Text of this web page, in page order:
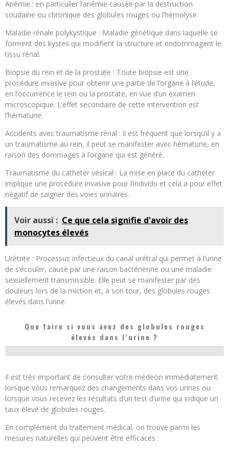
Anémie : en particulier l’anémie causée par la destruction
soudaine ou chronique des globules rouges ou l’hémolyse.
Maladie rénale polykystique : Maladie génétique dans laquelle se
forment des kystes qui modifient la structure et endommagent le
tissu rénal.
Biopsie du rein et de la prostate : Toute biopsie est une
procédure invasive pour obtenir une partie de l’organe à l’étude,
en l’occurrence le rein ou la prostate, en vue d’un examen
microscopique. L’effet secondaire de cette intervention est
l’hématurie.
Accidents avec traumatisme rénal : il est fréquent que lorsqu’il y a
un traumatisme au rein, il peut se manifester avec hématurie, en
raison des dommages à l’organe qui est généré.
Traumatisme du cathéter vésical : La mise en place du cathéter
implique une procédure invasive pour l’individu et cela a pour effet
négatif de saigner des voies urinaires.
Voir aussi : Ce que cela signifie d'avoir des
monocytes élevés
Urétrite : Processus infectieux du canal urétral qui permet à l’urine
de s’écouler, causé par une raison bactérienne ou une maladie
sexuellement transmissible. Elle peut se manifester par des
douleurs lors de la miction et, à son tour, des globules rouges
élevés dans l’urine.
Que faire si vous avez des globules rouges
élevés dans l’urine ?
Il est très important de consulter votre médecin immédiatement
lorsque vous remarquez des changements dans vos urines ou
lorsque vous recevez les résultats d’un test d’urine qui indique un
taux élevé de globules rouges.
En complément du traitement médical, on trouve parmi les
mesures naturelles qui peuvent être efficaces :